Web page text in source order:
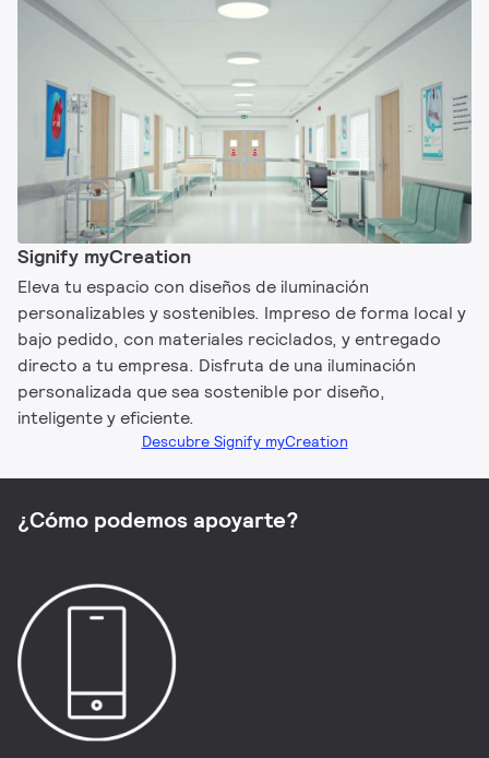
Signify myCreation
Eleva tu espacio con diseños de iluminación
personalizables y sostenibles. Impreso de forma local y
bajo pedido, con materiales reciclados, y entregado
directo a tu empresa. Disfruta de una iluminación
personalizada que sea sostenible por diseño,
inteligente y eficiente.
Descubre Signify myCreation
¿Cómo podemos apoyarte?